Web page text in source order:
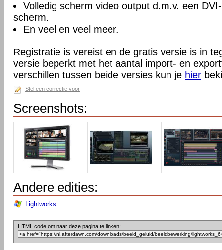
Volledig scherm video output d.m.v. een
scherm.
En veel en veel meer.
Registratie is vereist en de gratis versie is in
versie beperkt met het aantal import- en
verschillen tussen beide versies kun je hier
Stel een correctie voor
Screenshots:
Andere edities:
Lightworks
HTML code om naar deze pagina te linken: